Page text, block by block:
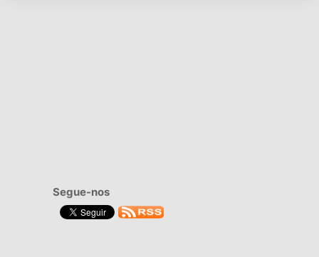
Segue-nos